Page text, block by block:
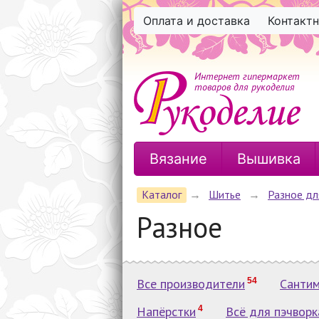
Оплата и доставка
Интернет гипермаркет
товаров для рукоделия
Вязание Вышивка
Каталог → Шитье → Разное
Разное
Все производители 54
Напёрстки 4 Всё для